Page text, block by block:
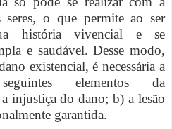
seres, o que permite ao ser
história vivencial e se
e saudável. Desse modo,
existencial, é necessária a
elementos da
injustiça do dano; b) a lesão
garantida.